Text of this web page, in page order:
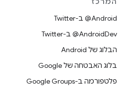
‎@Android ב-Twitter
‎@AndroidDev ב-Twitter
הבלוג של Android
בלוג האבטחה של Google
פלטפורמה ב-Google Groups